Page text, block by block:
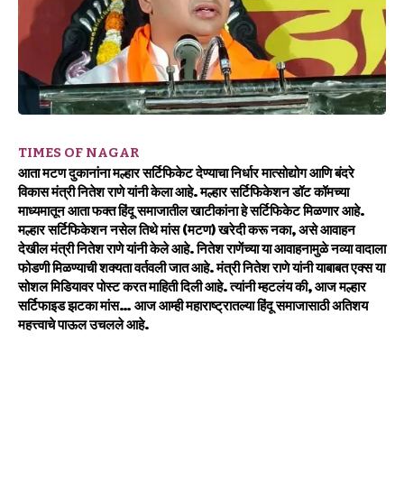
TIMES OF NAGAR
आता मटण दुकानांना मल्हार सर्टिफिकेट देण्याचा निर्धार मात्सोद्योग आणि बंदरे
विकास मंत्री नितेश राणे यांनी केला आहे. मल्हार सर्टिफिकेशन डॉट कॉमच्या
माध्यमातून आता फक्त हिंदू समाजातील खाटीकांना हे सर्टिफिकेट मिळणार आहे.
मल्हार सर्टिफिकेशन नसेल तिथे मांस (मटण) खरेदी करू नका, असे आवाहन
देखील मंत्री नितेश राणे यांनी केले आहे. नितेश राणेंच्या या आवाहनामुळे नव्या वादाला
फोडणी मिळण्याची शक्यता वर्तवली जात आहे. मंत्री नितेश राणे यांनी याबाबत एक्स या
सोशल मिडियावर पोस्ट करत माहिती दिली आहे. त्यांनी म्हटलंय की, आज मल्हार
सर्टिफाइड झटका मांस… आज आम्ही महाराष्ट्रातल्या हिंदू समाजासाठी अतिशय
महत्त्वाचे पाऊल उचलले आहे.